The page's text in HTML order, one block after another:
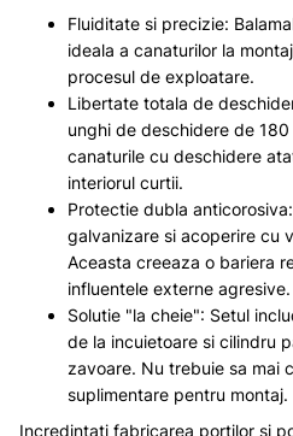
Fluiditate si precizie:
ideala a canaturilor la
procesul de exploatare.
Libertate totala de
unghi de deschidere de
canaturile cu deschidere
interiorul curtii.
Protectie dubla
galvanizare si acoperire cu
Aceasta creeaza o bariera
influentele externe agresive.
Solutie "la cheie": Setul
de la incuietoare si cilindru
zavoare. Nu trebuie sa mai
suplimentare pentru montaj.
Incredintati fabricarea portilor si